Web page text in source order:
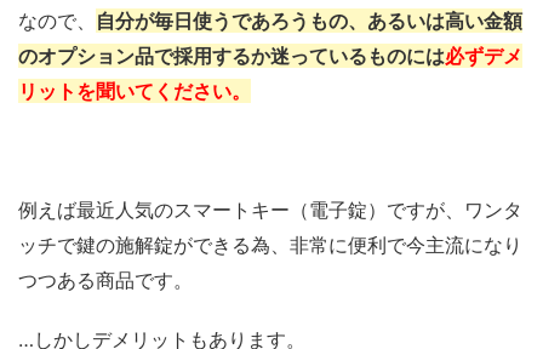
なので、 自分が毎日使うであろうもの、あるいは高い金額
のオプション品で採用するか迷っているものには必ずデメ
リットを聞いてください。
例えば最近人気のスマートキー（電子錠）ですが、ワンタ
ッチで鍵の施解錠ができる為、非常に便利で今主流になり
つつある商品です。
…しかしデメリットもあります。